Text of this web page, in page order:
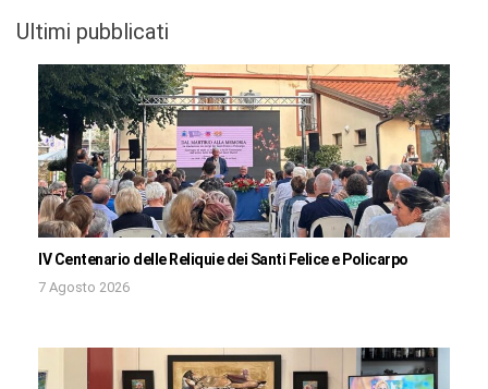
Ultimi pubblicati
IV Centenario delle Reliquie dei Santi Felice e Policarpo
7 Agosto 2026